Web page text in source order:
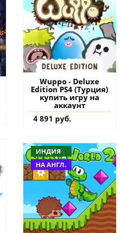
Wuppo - Deluxe
Edition PS4 (Турция)
купить игру на
аккаунт
4 891 руб.
ИНДИЯ
НА АНГЛ.